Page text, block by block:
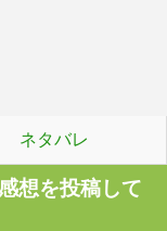
ネタバレ
想を投稿して